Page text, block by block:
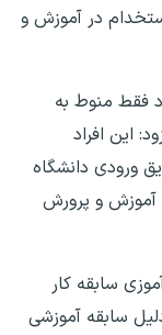
در آموزش و
فقط منوط به
این افراد
آزمون ماده ۲۸ یا از طریق ورودی دانشگاه
آموزش و پرورش
سابقه کار
سابقه آموزشی